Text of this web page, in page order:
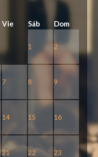
Vie Sáb Dom
1 2
7 8 9
14 15 16
21 22 23